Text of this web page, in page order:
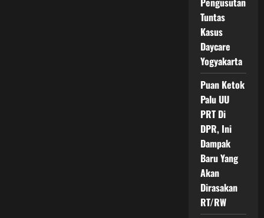
Tuntas
Kasus
Daycare
Yogyakarta
Puan Ketok
Palu UU
PRT Di
DPR, Ini
Dampak
Baru Yang
Akan
Dirasakan
RT/RW